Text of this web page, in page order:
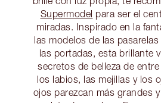
Supermodel para ser el
miradas. Inspirado en la
las modelos de las
las portadas, esta brillante
secretos de belleza de
los labios, las mejillas y los
ojos parezcan más grandes